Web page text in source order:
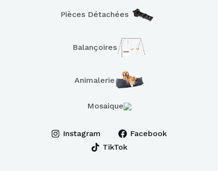
Pièces Détachées
Balançoires
Animalerie
Mosaique
Instagram
Facebook
TikTok